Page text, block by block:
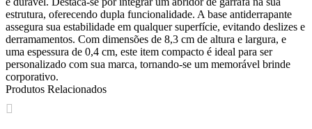
estrutura, oferecendo dupla funcionalidade. A base antiderrapante
assegura sua estabilidade em qualquer superfície, evitando deslizes e
derramamentos. Com dimensões de 8,3 cm de altura e largura, e
uma espessura de 0,4 cm, este item compacto é ideal para ser
personalizado com sua marca, tornando-se um memorável brinde
corporativo.
Produtos Relacionados